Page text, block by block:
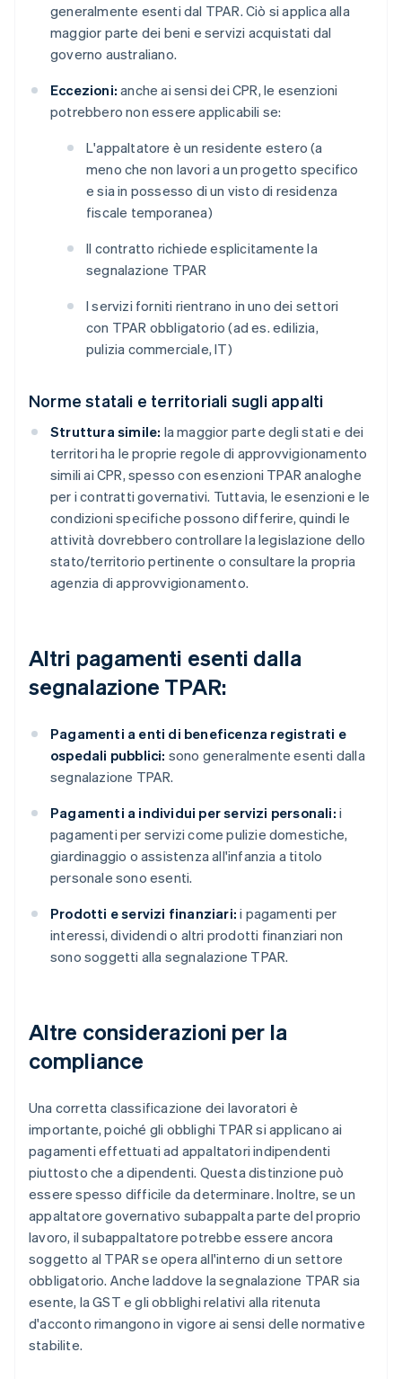
generalmente esenti dal TPAR. Ciò si applica alla
maggior parte dei beni e servizi acquistati dal
governo australiano.
Eccezioni: anche ai sensi dei CPR, le esenzioni
potrebbero non essere applicabili se:
L'appaltatore è un residente estero (a
meno che non lavori a un progetto specifico
e sia in possesso di un visto di residenza
fiscale temporanea)
Il contratto richiede esplicitamente la
segnalazione TPAR
I servizi forniti rientrano in uno dei settori
con TPAR obbligatorio (ad es. edilizia,
pulizia commerciale, IT)
Norme statali e territoriali sugli appalti
Struttura simile: la maggior parte degli stati e dei
territori ha le proprie regole di approvvigionamento
simili ai CPR, spesso con esenzioni TPAR analoghe
per i contratti governativi. Tuttavia, le esenzioni e le
condizioni specifiche possono differire, quindi le
attività dovrebbero controllare la legislazione dello
stato/territorio pertinente o consultare la propria
agenzia di approvvigionamento.
Altri pagamenti esenti dalla
segnalazione TPAR:
Pagamenti a enti di beneficenza registrati e
ospedali pubblici: sono generalmente esenti dalla
segnalazione TPAR.
Pagamenti a individui per servizi personali: i
pagamenti per servizi come pulizie domestiche,
giardinaggio o assistenza all'infanzia a titolo
personale sono esenti.
Prodotti e servizi finanziari: i pagamenti per
interessi, dividendi o altri prodotti finanziari non
sono soggetti alla segnalazione TPAR.
Altre considerazioni per la
compliance
Una corretta classificazione dei lavoratori è
importante, poiché gli obblighi TPAR si applicano ai
pagamenti effettuati ad appaltatori indipendenti
piuttosto che a dipendenti. Questa distinzione può
essere spesso difficile da determinare. Inoltre, se un
appaltatore governativo subappalta parte del proprio
lavoro, il subappaltatore potrebbe essere ancora
soggetto al TPAR se opera all'interno di un settore
obbligatorio. Anche laddove la segnalazione TPAR sia
esente, la GST e gli obblighi relativi alla ritenuta
d'acconto rimangono in vigore ai sensi delle normative
stabilite.